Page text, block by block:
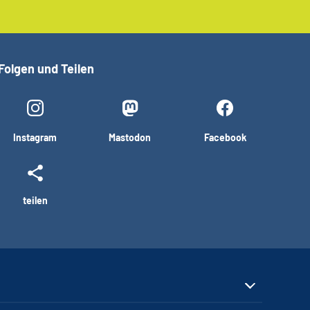
und Teilen
Instagram Mastodon Facebook
teilen